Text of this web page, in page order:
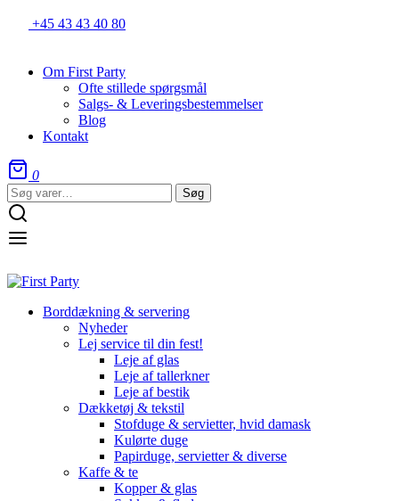
+45 43 43 40 80
Om First Party
Ofte stillede spørgsmål
Salgs- & Leveringsbestemmelser
Blog
Kontakt
0
Søg
efter:
Søg
Borddækning & servering
Nyheder
Lej service til din fest!
Leje af glas
Leje af tallerkner
Leje af bestik
Dækketøj & tekstil
Stofduge & servietter, hvid damask
Kulørte duge
Papirduge, servietter & diverse
Kaffe & te
Kopper & glas